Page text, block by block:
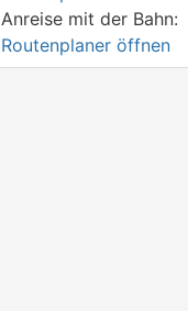
Anreise mit der Bahn:
Routenplaner öffnen